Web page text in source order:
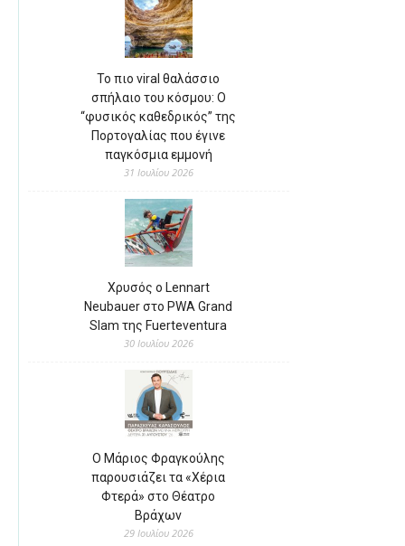
Το πιο viral θαλάσσιο
σπήλαιο του κόσμου: Ο
“φυσικός καθεδρικός” της
Πορτογαλίας που έγινε
παγκόσμια εμμονή
31 Ιουλίου 2026
Χρυσός ο Lennart
Neubauer στο PWA Grand
Slam της Fuerteventura
30 Ιουλίου 2026
Ο Μάριος Φραγκούλης
παρουσιάζει τα «Χέρια
Φτερά» στο Θέατρο
Βράχων
29 Ιουλίου 2026